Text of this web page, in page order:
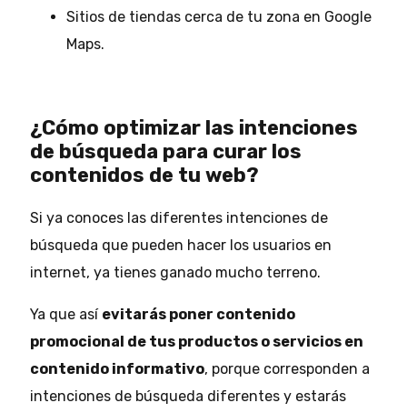
Sitios de tiendas cerca de tu zona en Google
Maps.
¿Cómo optimizar las intenciones
de búsqueda para curar los
contenidos de tu web?
Si ya conoces las diferentes intenciones de
búsqueda que pueden hacer los usuarios en
internet, ya tienes ganado mucho terreno.
Ya que así evitarás poner contenido
promocional de tus productos o servicios en
contenido informativo, porque corresponden a
intenciones de búsqueda diferentes y estarás